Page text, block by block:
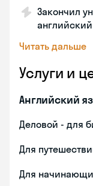
Закончил
Читать дальше
Услуги и
Английский
Деловой - для
Для
Для